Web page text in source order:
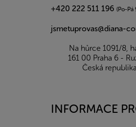
+420 222 511 196 (Po-Pá
jsmetuprovas@diana-
Na hůrce 1091/8,
161 00 Praha 6 -
Česká republika
INFORMACE